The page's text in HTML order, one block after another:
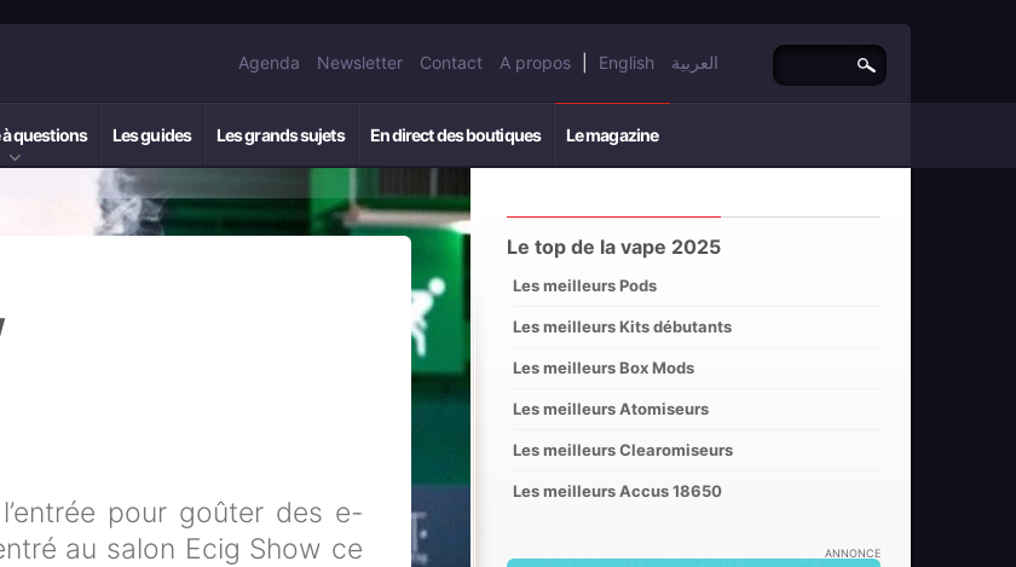
Agenda Newsletter Contact A propos English العربية
à questions Les guides Les grands sujets En direct des boutiques Le magazine
pour goûter des e-
au salon Ecig Show ce
Le top de la vape 2025
Les meilleurs Pods
Les meilleurs Kits débutants
Les meilleurs Box Mods
Les meilleurs Atomiseurs
Les meilleurs Clearomiseurs
Les meilleurs Accus 18650
ANNONCE